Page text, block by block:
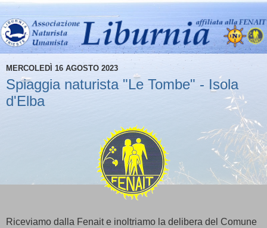
MERCOLEDÌ 16 AGOSTO 2023
Spiaggia naturista "Le Tombe" - Isola
d'Elba
Riceviamo dalla Fenait e inoltriamo la delibera del Comune